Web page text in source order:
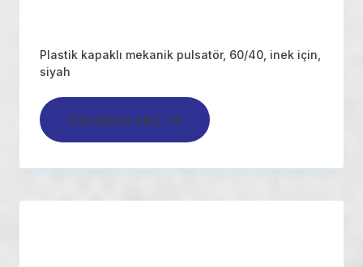
Plastik kapaklı mekanik pulsatör, 60/40, inek için,
siyah
Devamını oku